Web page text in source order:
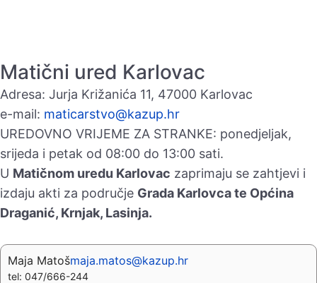
Matični ured Karlovac
Adresa: Jurja Križanića 11, 47000 Karlovac
e-mail: maticarstvo@kazup.hr
UREDOVNO VRIJEME ZA STRANKE: ponedjeljak,
srijeda i petak od 08:00 do 13:00 sati.
U Matičnom uredu Karlovac zaprimaju se zahtjevi i
izdaju akti za područje Grada Karlovca te Općina
Draganić, Krnjak, Lasinja.
Maja Matošmaja.matos@kazup.hr
tel: 047/666-244